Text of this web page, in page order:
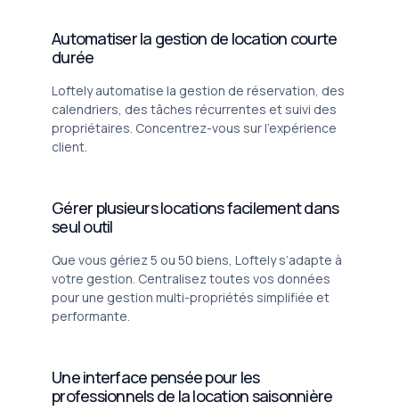
Automatiser la gestion de location courte
durée
Loftely automatise la gestion de réservation, des
calendriers, des tâches récurrentes et suivi des
propriétaires. Concentrez-vous sur l’expérience
client.
Gérer plusieurs locations facilement dans
seul outil
Que vous gériez 5 ou 50 biens, Loftely s’adapte à
votre gestion. Centralisez toutes vos données
pour une gestion multi-propriétés simplifiée et
performante.
Une interface pensée pour les
professionnels de la location saisonnière